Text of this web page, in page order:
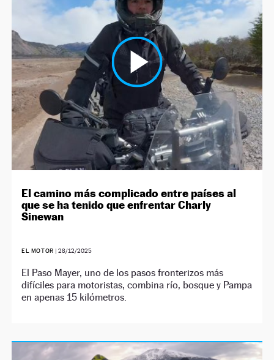
El camino más complicado entre países al
que se ha tenido que enfrentar Charly
Sinewan
EL MOTOR | 28/12/2025
El Paso Mayer, uno de los pasos fronterizos más
difíciles para motoristas, combina río, bosque y Pampa
en apenas 15 kilómetros.